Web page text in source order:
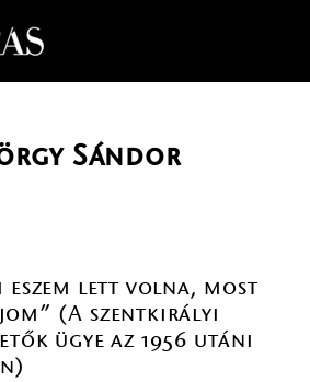
Sándor
eszem lett volna, most
(A szentkirályi
ügye az 1956 utáni